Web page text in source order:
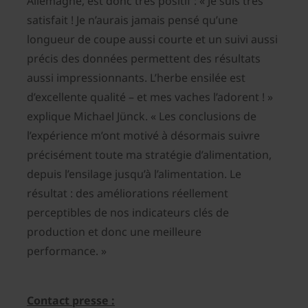
satisfait ! Je n’aurais jamais pensé qu’une
longueur de coupe aussi courte et un suivi aussi
précis des données permettent des résultats
aussi impressionnants. L’herbe ensilée est
d’excellente qualité – et mes vaches l’adorent ! »
explique Michael Jünck. « Les conclusions de
l’expérience m’ont motivé à désormais suivre
précisément toute ma stratégie d’alimentation,
depuis l’ensilage jusqu’à l’alimentation. Le
résultat : des améliorations réellement
perceptibles de nos indicateurs clés de
production et donc une meilleure
performance. »
Contact presse :